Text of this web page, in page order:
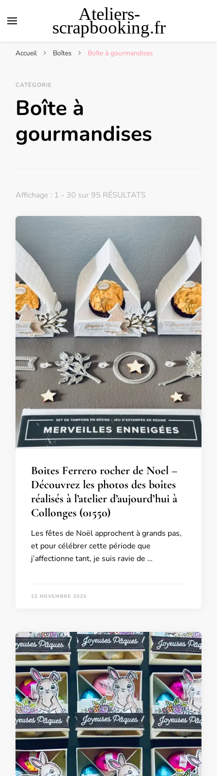
Ateliers-
scrapbooking.fr
Accueil Boîtes Boîte à gourmandises
CATÉGORIE
Boîte à
gourmandises
Affichage : 1 - 30 sur 95 RÉSULTATS
Boites Ferrero rocher de Noel –
Découvrez les photos des boîtes
réalisés à l’atelier d’aujourd’hui à
Collonges (01550)
Les fêtes de Noël approchent à grands pas,
et pour célébrer cette période que
j’affectionne tant, je suis ravie de …
22 NOVEMBRE 2025